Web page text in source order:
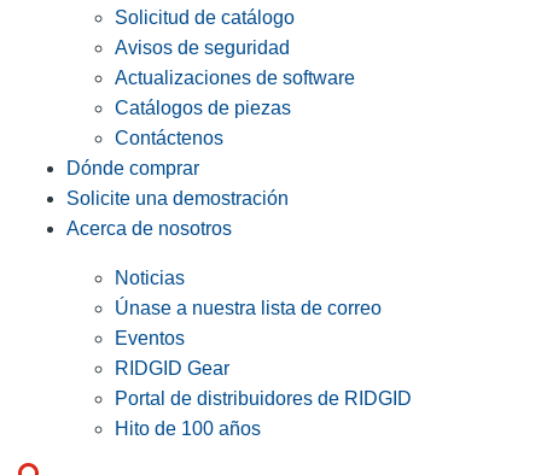
Solicitud de catálogo
Avisos de seguridad
Actualizaciones de software
Catálogos de piezas
Contáctenos
Dónde comprar
Solicite una demostración
Acerca de nosotros
Noticias
Únase a nuestra lista de correo
Eventos
RIDGID Gear
Portal de distribuidores de RIDGID
Hito de 100 años